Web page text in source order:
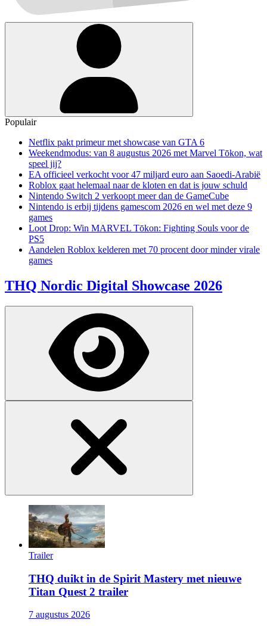
Populair
Netflix pakt primeur met showcase van GTA 6
Weekendmodus: van 8 augustus 2026 met Marvel Tōkon, wat
speel jij?
EA officieel verkocht voor 47 miljard euro aan Saoedi-Arabië
Roblox gaat helemaal naar de kloten en dat is jouw schuld
Nintendo Switch 2 verkoopt meer dan de GameCube
Nintendo is erbij tijdens gamescom 2026 en wel met deze 9
games
Loot Drop: Win MARVEL Tōkon: Fighting Souls voor de
PS5
Aandelen Roblox kelderen met 70 procent door minder virale
games
THQ Nordic Digital Showcase 2026
Trailer
THQ duikt in de Spirit Mastery met nieuwe
Titan Quest 2 trailer
7 augustus 2026